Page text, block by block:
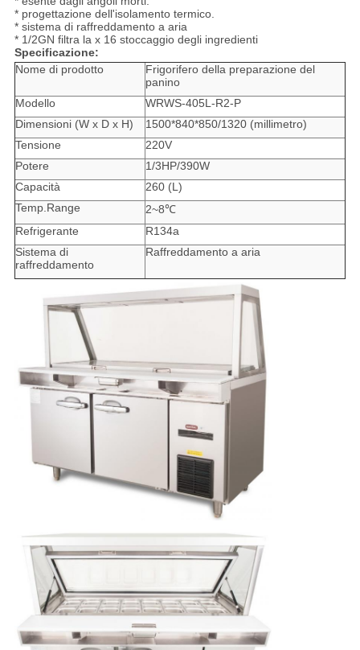
* progettazione dell'isolamento termico.
* sistema di raffreddamento a aria
* 1/2GN filtra la x 16 stoccaggio degli ingredienti
Specificazione:
Nome di prodotto
Frigorifero della preparazione del
panino
Modello
WRWS-405L-R2-P
Dimensioni (W x D x H)
1500*840*850/1320 (millimetro)
Tensione
220V
Potere
1/3HP/390W
Capacità
260 (L)
Temp.Range
2~8℃
Refrigerante
R134a
Sistema di
raffreddamento
Raffreddamento a aria